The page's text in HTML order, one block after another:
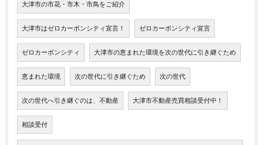
大津市の市花・市木・市鳥をご紹介
大津市はゼロカーボンシティ宣言！ ゼロカーボンシティ宣言
ゼロカーボンシティ 大津市の恵まれた環境を次の世代に引き継ぐため
恵まれた環境 次の世代に引き継ぐため 次の世代
次の世代へ引き継ぐのは、不動産 大津市不動産売買相談受付中！
相談受付